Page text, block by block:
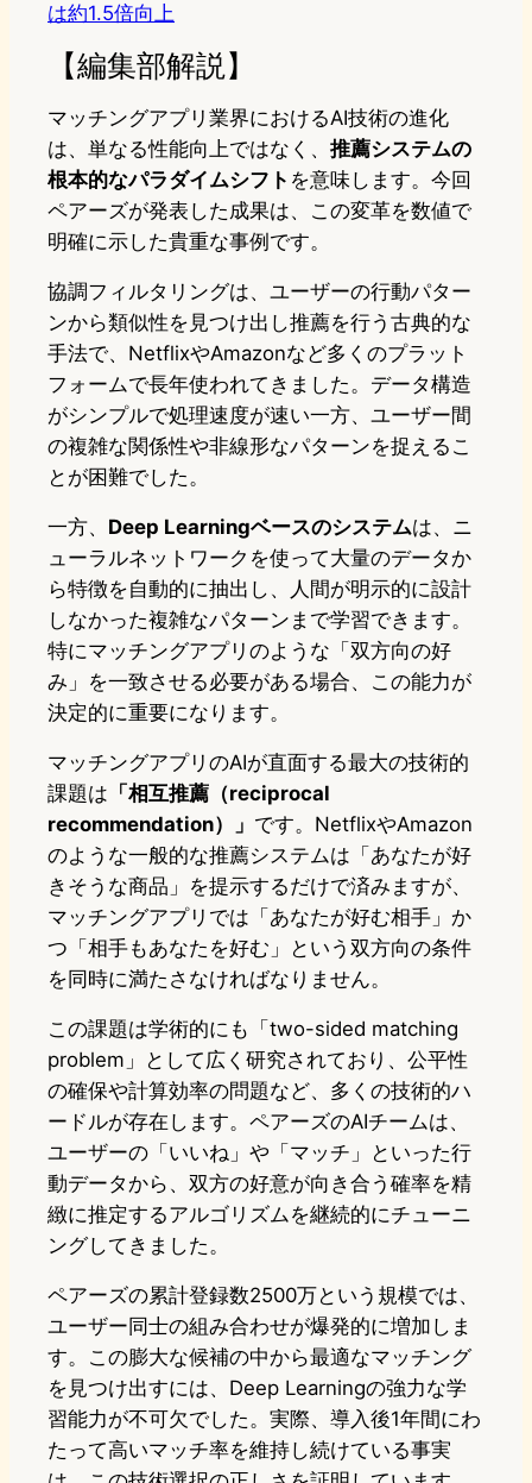
は約1.5倍向上
【編集部解説】
マッチングアプリ業界におけるAI技術の進化
は、単なる性能向上ではなく、 推薦システムの
根本的なパラダイムシフト を意味します。今回
ペアーズが発表した成果は、この変革を数値で
明確に示した貴重な事例です。
協調フィルタリングは、ユーザーの行動パター
ンから類似性を見つけ出し推薦を行う古典的な
手法で、NetflixやAmazonなど多くのプラット
フォームで長年使われてきました。データ構造
がシンプルで処理速度が速い一方、ユーザー間
の複雑な関係性や非線形なパターンを捉えるこ
とが困難でした。
一方、 Deep Learningベースのシステムは、ニ
ューラルネットワークを使って大量のデータか
ら特徴を自動的に抽出し、人間が明示的に設計
しなかった複雑なパターンまで学習できます。
特にマッチングアプリのような「双方向の好
み」を一致させる必要がある場合、この能力が
決定的に重要になります。
マッチングアプリのAIが直面する最大の技術的
課題は 「相互推薦（reciprocal
recommendation）」 です。NetflixやAmazon
のような一般的な推薦システムは「あなたが好
きそうな商品」を提示するだけで済みますが、
マッチングアプリでは「あなたが好む相手」か
つ「相手もあなたを好む」という双方向の条件
を同時に満たさなければなりません。
この課題は学術的にも「two-sided matching
problem」として広く研究されており、公平性
の確保や計算効率の問題など、多くの技術的ハ
ードルが存在します。ペアーズのAIチームは、
ユーザーの「いいね」や「マッチ」といった行
動データから、双方の好意が向き合う確率を精
緻に推定するアルゴリズムを継続的にチューニ
ングしてきました。
ペアーズの累計登録数2500万という規模では、
ユーザー同士の組み合わせが爆発的に増加しま
す。この膨大な候補の中から最適なマッチング
を見つけ出すには、Deep Learningの強力な学
習能力が不可欠でした。実際、導入後1年間にわ
たって高いマッチ率を維持し続けている事実